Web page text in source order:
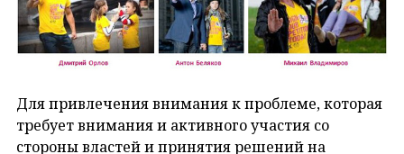
Для привлечения внимания к проблеме, которая
требует внимания и активного участия со
стороны властей и принятия решений на